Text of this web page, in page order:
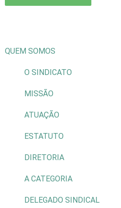
QUEM SOMOS
O SINDICATO
MISSÃO
ATUAÇÃO
ESTATUTO
DIRETORIA
A CATEGORIA
DELEGADO SINDICAL